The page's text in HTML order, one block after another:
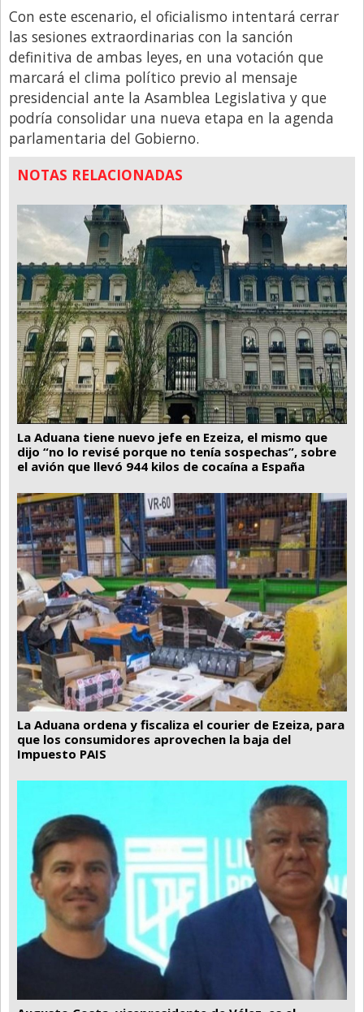
Con este escenario, el oficialismo intentará cerrar
las sesiones extraordinarias con la sanción
definitiva de ambas leyes, en una votación que
marcará el clima político previo al mensaje
presidencial ante la Asamblea Legislativa y que
podría consolidar una nueva etapa en la agenda
parlamentaria del Gobierno.
NOTAS RELACIONADAS
La Aduana tiene nuevo jefe en Ezeiza, el mismo que
dijo “no lo revisé porque no tenía sospechas”, sobre
el avión que llevó 944 kilos de cocaína a España
La Aduana ordena y fiscaliza el courier de Ezeiza, para
que los consumidores aprovechen la baja del
Impuesto PAIS